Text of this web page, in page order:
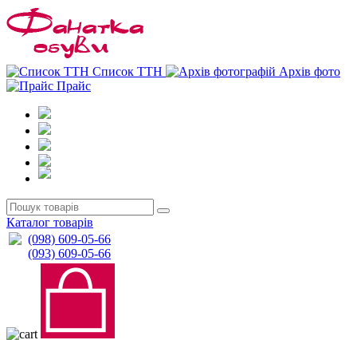
Список ТТН
Архів фото
Прайс
Каталог товарів
(098) 609-05-66
(093) 609-05-66